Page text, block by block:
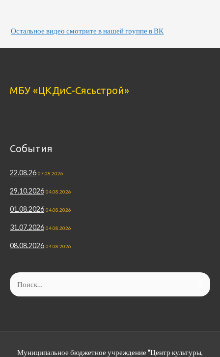
Остальное видео смотрите в нашей группе в ВК
МБУ «ЦКДиС-Сясьстрой»
События
22.08.26 07.08.2026
29.10.2026 04.08.2026
01.08.2026 04.08.2026
31.07.2026 04.08.2026
08.08.2026 04.08.2026
Муниципальное бюджетное учреждение "Центр культуры,